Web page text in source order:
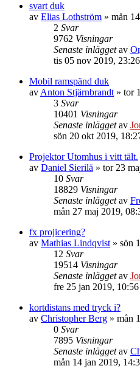
svart duk
av Elias Lothström » mån
2 Svar
9762 Visningar
Senaste inläggetav
tis 05 nov 2019, 23:26
Mobil ramspänd duk
av Anton Stjärnbrandt » tor
3 Svar
10401 Visningar
Senaste inläggetav
sön 20 okt 2019,
Projektor Utomhus i vitt tält.
av Daniel Sierilä » tor 23
10 Svar
18829 Visningar
Senaste inläggetav
mån 27 maj 2019,
fx projicering?
av Mathias Lindqvist » sön
12 Svar
19514 Visningar
Senaste inläggetav
fre 25 jan 2019, 10:56
kortdistans med tryck i?
av Christopher Berg » mån
0 Svar
7895 Visningar
Senaste inläggetav
mån 14 jan 2019,